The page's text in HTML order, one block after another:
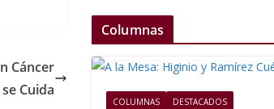
Cáncer
Cuida
Columnas
COLUMNAS
DESTACADOS